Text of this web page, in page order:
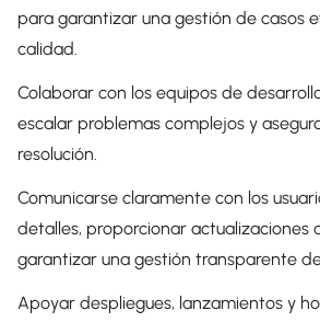
para garantizar una gestión de casos
calidad.
Colaborar con los equipos de
escalar problemas complejos y
resolución.
Comunicarse claramente con los
detalles, proporcionar actualizaciones
garantizar una gestión transparente
Apoyar despliegues, lanzamientos y